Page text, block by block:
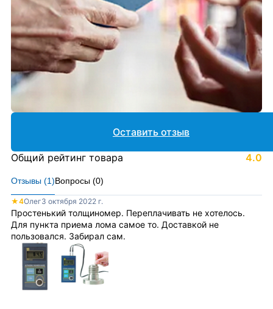
Отзывы (1)Вопросы (0)
★4Олег3 октября 2022 г.
Простенький толщиномер. Переплачивать не хотелось.
Для пункта приема лома самое то. Доставкой не
пользовался. Забирал сам.
Оставить отзыв
Общий рейтинг товара 4.0